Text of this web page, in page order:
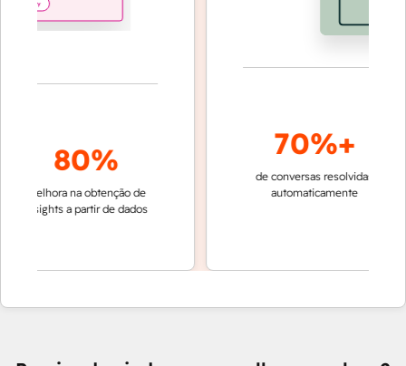
80%
melhora na obtenção de
a partir de dados
70%+
de conversas resolvidas
automaticamente